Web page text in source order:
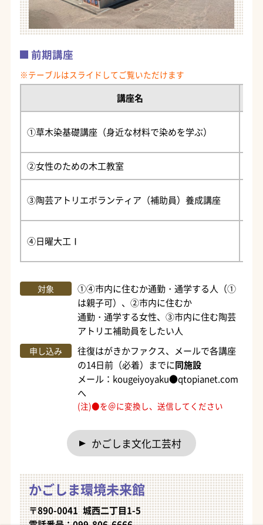
前期講座
講座名
①草木染基礎講座（身近な材料で染めを学ぶ）
②女性のための木工教室
③陶芸アトリエボランティア（補助員）養成講座
④日曜大工Ⅰ
対象
①④市内に住むか通勤・通学する人（①
は親子可）、②市内に住むか
通勤・通学する女性、③市内に住む陶芸
アトリエ補助員をしたい人
申し込み
往復はがきかファクス、メールで各講座
の14日前（必着）までに同施設
メール：kougeiyoyaku●qtopianet.com
へ
(注)●を＠に変換し、送信してください
かごしま文化工芸村
かごしま環境未来館
〒890-0041 城西二丁目1-5